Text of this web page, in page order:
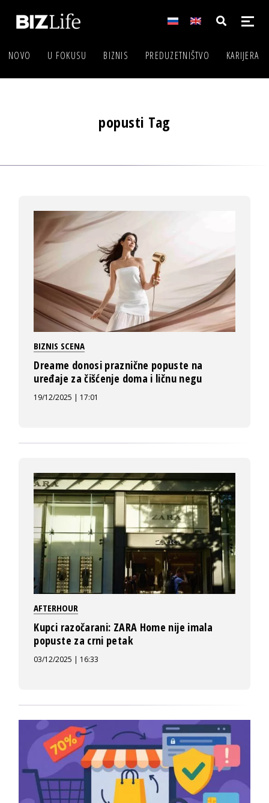
NOVO U FOKUSU BIZNIS PREDUZETNIŠTVO KARIJERA
popusti Tag
BIZNIS SCENA
Dreame donosi praznične popuste na
uređaje za čišćenje doma i ličnu negu
19/12/2025 | 17:01
AFTERHOUR
Kupci razočarani: ZARA Home nije imala
popuste za crni petak
03/12/2025 | 16:33